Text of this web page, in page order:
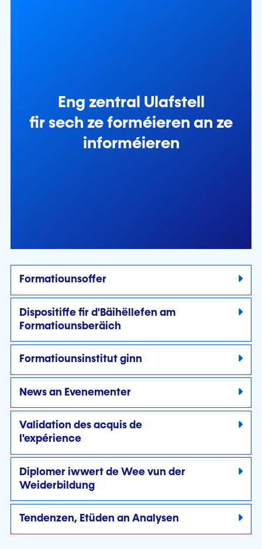
Eng zentral Ulafstell
fir sech ze forméieren an ze
informéieren
Formatiounsoffer
Dispositiffe fir d'Bäihëllefen am
Formatiounsberäich
Formatiounsinstitut ginn
News an Evenementer
Validation des acquis de
l'expérience
Diplomer iwwert de Wee vun der
Weiderbildung
Tendenzen, Etüden an Analysen